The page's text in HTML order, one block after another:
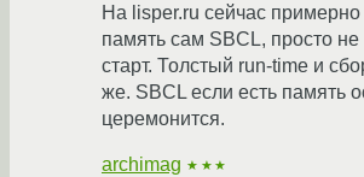
На lisper.ru сейчас
память сам SBCL, просто
старт. Толстый run-time и
же. SBCL если есть память
церемонится.
archimag ★★★